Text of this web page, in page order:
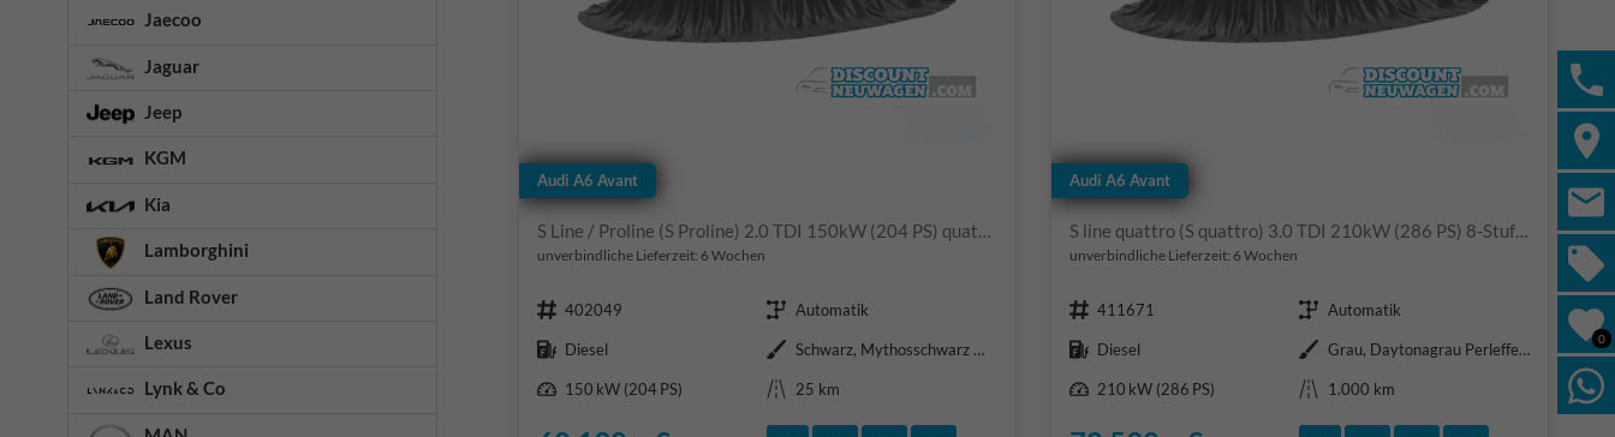
Audi A6 Avant
S Line / Proline (S Proline) 2.0 TDI 150kW (204 PS) quattro 7-Gang-Tiptronic
unverbindliche Lieferzeit: 6 Wochen
Fahrzeugnr. 402049 Getriebe Automatik
Kraftstoff Diesel Außenfarbe
Schwarz, Mythosschwarz Metallic (0E)
Leistung 150 kW (204 PS) Kilometerstand 25 km
Audi A6 Avant
S line quattro (S quattro) 3.0 TDI 210kW (286 PS) 8-Stufen tiptronic
unverbindliche Lieferzeit: 6 Wochen
Fahrzeugnr. 411671 Getriebe Automatik
Kraftstoff Diesel Außenfarbe
Grau, Daytonagrau Perleffekt (6Y)
Leistung 210 kW (286 PS) Kilometerstand 1.000 km
Jaecoo
Jaguar
Jeep
KGM
Kia
Lamborghini
Land Rover
Lexus
Lynk & Co
0